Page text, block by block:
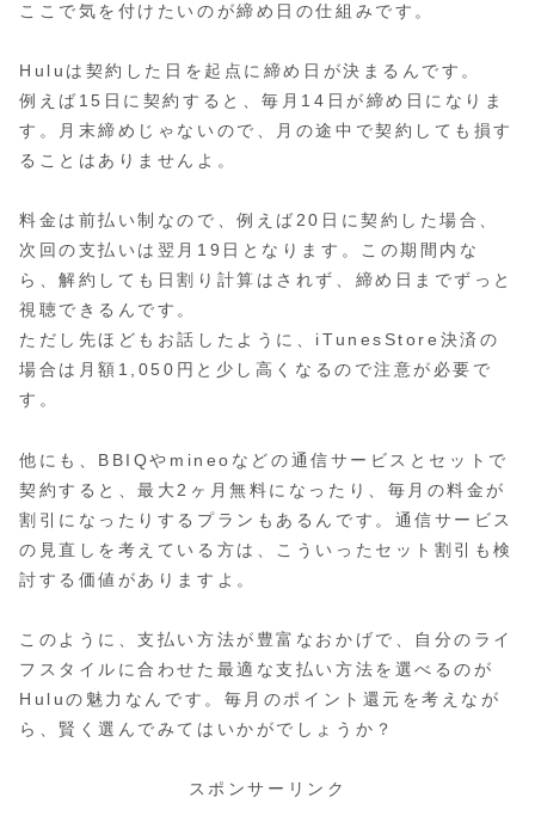
ここで気を付けたいのが締め日の仕組みです。
Huluは契約した日を起点に締め日が決まるんです。
例えば15日に契約すると、毎月14日が締め日になりま
す。月末締めじゃないので、月の途中で契約しても損す
ることはありませんよ。
料金は前払い制なので、例えば20日に契約した場合、
次回の支払いは翌月19日となります。この期間内な
ら、解約しても日割り計算はされず、締め日までずっと
視聴できるんです。
ただし先ほどもお話したように、iTunesStore決済の
場合は月額1,050円と少し高くなるので注意が必要で
す。
他にも、BBIQやmineoなどの通信サービスとセットで
契約すると、最大2ヶ月無料になったり、毎月の料金が
割引になったりするプランもあるんです。通信サービス
の見直しを考えている方は、こういったセット割引も検
討する価値がありますよ。
このように、支払い方法が豊富なおかげで、自分のライ
フスタイルに合わせた最適な支払い方法を選べるのが
Huluの魅力なんです。毎月のポイント還元を考えなが
ら、賢く選んでみてはいかがでしょうか？
スポンサーリンク